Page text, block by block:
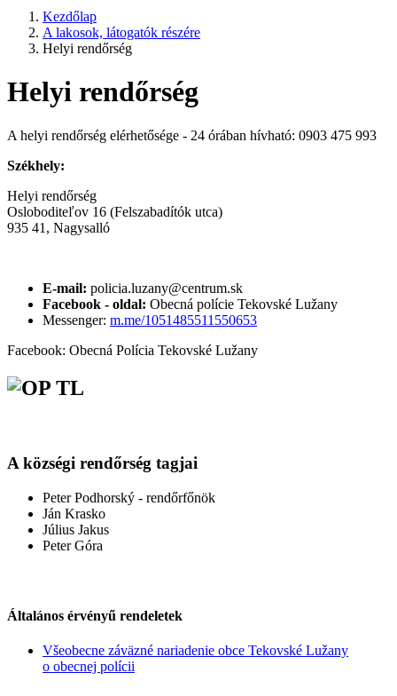
Kezdőlap
A lakosok, látogatók részére
Helyi rendőrség
Helyi rendőrség
A helyi rendőrség elérhetősége - 24 órában hívható: 0903 475 993
Székhely:
Helyi rendőrség
Osloboditeľov 16 (Felszabadítók utca)
935 41, Nagysalló
E-mail: policia.luzany@centrum.sk
Facebook - oldal: Obecná polície Tekovské Lužany
Messenger: m.me/1051485511550653
Facebook: Obecná Polícia Tekovské Lužany
A községi rendőrség tagjai
Peter Podhorský - rendőrfőnök
Ján Krasko
Július Jakus
Peter Góra
Általános érvényű rendeletek
Všeobecne záväzné nariadenie obce Tekovské Lužany
o obecnej polícii